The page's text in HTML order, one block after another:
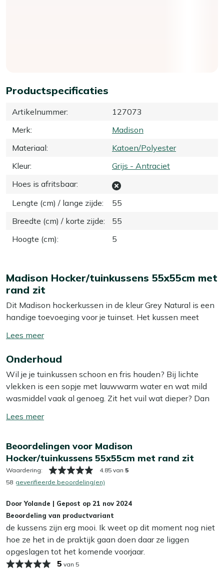
Productspecificaties
Artikelnummer:
127073
Merk:
Madison
Materiaal:
Katoen/Polyester
Kleur:
Grijs - Antraciet
Hoes is afritsbaar:
Lengte (cm) / lange zijde:
55
Breedte (cm) / korte zijde:
55
Hoogte (cm): 5
Madison Hocker/tuinkussens 55x55cm met
rand zit
Dit Madison hockerkussen in de kleur Grey Natural is een
handige toevoeging voor je tuinset. Het kussen meet
zitplek. De subtiele rand geeft het kussen een nette
voor een ontspannen middag in de tuin. Dankzij de
stevige vulling zit je altijd prettig, of je nu even snel wilt
zitten of langer wilt blijven hangen. Voeg dit kussen toe
aan je tuinmeubelen voor een gezellige en comfortabele
sfeer.
Bekijk meer Zit- en Voetenbankkussens
Toon/verberg
meer
Onderhoud
Wil je je tuinkussen schoon en fris houden? Bij lichte
vlekken is een sopje met lauwwarm water en wat mild
wasmiddel vaak al genoeg. Zit het vuil wat dieper? Dan
hardnekkige vlekken los te krijgen zonder de stof aan te
schaduw laat opdrogen, zo voorkom je dat de kleur
terugloopt.
Wil je het jezelf nog makkelijker maken? Dan is het slim
Kees Smit Textiel & Rope beschermer. Deze maakt je
kussens water- en vuilafstotend, zodat ze langer schoon
blijven. Dat bespaart je weer schoonmaakwerk!
Kan ik mijn tuinkussens het hele jaar buiten
laten liggen?
Toon/verberg
Beoordelingen voor Madison
Hocker/tuinkussens 55x55cm met rand zit
Waardering: 4.85 van 5
58 geverifieerde beoordeling(en)
Door Yolande | Gepost op 21 nov 2024
Beoordeling van productvariant
de kussens zijn erg mooi. Ik weet op dit moment nog niet
hoe ze het in de praktijk gaan doen daar ze liggen
opgeslagen tot het komende voorjaar.
5 van 5